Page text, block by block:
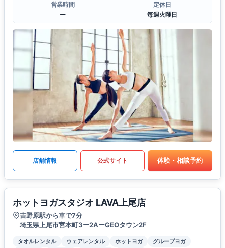
営業時間
ー
定休日
毎週火曜日
店舗情報 公式サイト 体験・相談予約
ホットヨガスタジオ LAVA上尾店
吉野原駅から車で7分
埼玉県上尾市宮本町3ー2AーGEOタウン2F
タオルレンタル ウェアレンタル ホットヨガ
グループヨガ